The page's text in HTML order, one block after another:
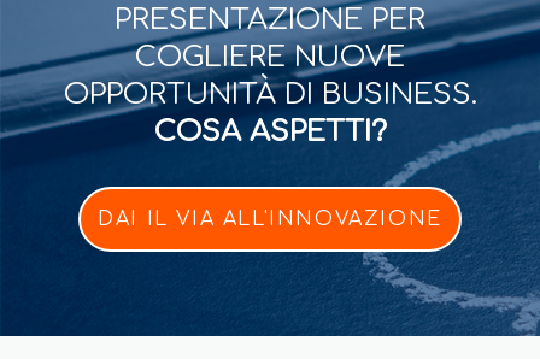
PRESENTAZIONE PER
COGLIERE NUOVE
OPPORTUNITÀ DI BUSINESS.
COSA ASPETTI?
DAI IL VIA ALL'INNOVAZIONE